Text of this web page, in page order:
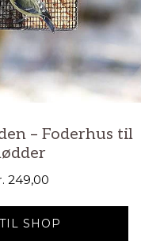
– Foderhus til
249,00
SHOP